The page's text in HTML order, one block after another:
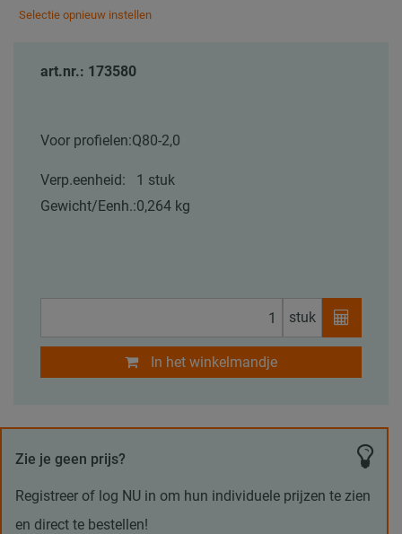
Selectie opnieuw instellen
art.nr.: 173580
Voor profielen:Q80-2,0
Verp.eenheid:
1 stuk
Gewicht/Eenh.:0,264 kg
stuk
In het winkelmandje
Zie je geen prijs?
Registreer of log NU in om hun individuele prijzen te zien
en direct te bestellen!